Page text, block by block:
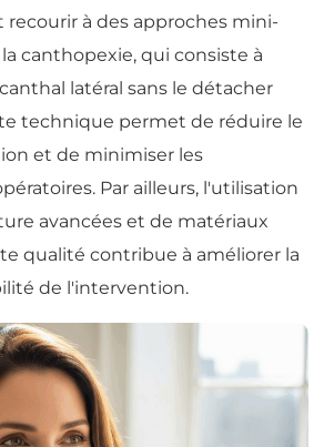
à des approches mini-
canthopexie, qui consiste à
latéral sans le détacher
technique permet de réduire le
et de minimiser les
Par ailleurs, l'utilisation
avancées et de matériaux
qualité contribue à améliorer la
de l'intervention.